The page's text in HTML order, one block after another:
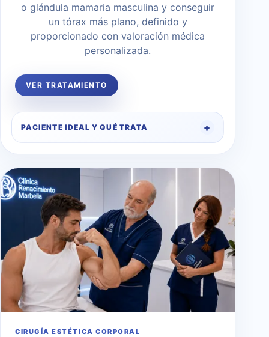
o glándula mamaria masculina y conseguir
un tórax más plano, definido y
proporcionado con valoración médica
personalizada.
VER TRATAMIENTO
PACIENTE IDEAL Y QUÉ TRATA
CIRUGÍA ESTÉTICA CORPORAL